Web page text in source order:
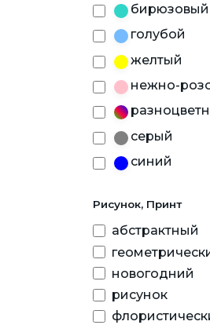
бирюзовый
голубой
желтый
нежно-
серый
синий
Рисунок, Принт
абстрактный
новогодний
рисунок